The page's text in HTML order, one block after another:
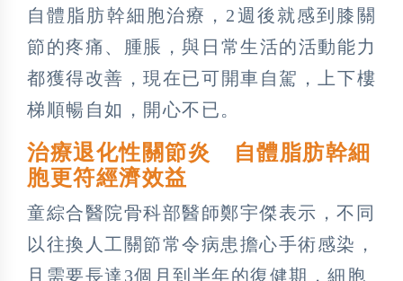
自體脂肪幹細胞治療，2週後就感到膝關
節的疼痛、腫脹，與日常生活的活動能力
都獲得改善，現在已可開車自駕，上下樓
梯順暢自如，開心不已。
治療退化性關節炎 自體脂肪幹細
胞更符經濟效益
童綜合醫院骨科部醫師鄭宇傑表示，不同
以往換人工關節常令病患擔心手術感染，
且需要長達3個月到半年的復健期，細胞